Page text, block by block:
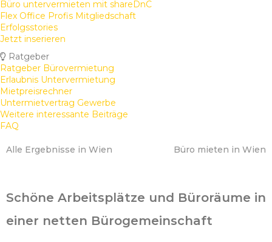
Büro untervermieten mit shareDnC
Flex Office Profis Mitgliedschaft
Erfolgsstories
Jetzt inserieren
Ratgeber
Ratgeber Bürovermietung
Erlaubnis Untervermietung
Mietpreisrechner
Untermietvertrag Gewerbe
Weitere interessante Beiträge
FAQ
Alle Ergebnisse in Wien Büro mieten in Wien
Schöne Arbeitsplätze und Büroräume in
einer netten Bürogemeinschaft